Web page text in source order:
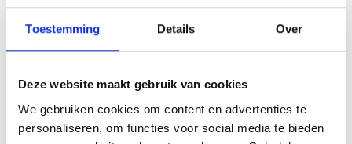
Toestemming Details Over
Deze website maakt gebruik van cookies
We gebruiken cookies om content en advertenties te
personaliseren, om functies voor social media te bieden
zodat jij het alleen nog maar gezellig hoeft te
maken.
Gratis